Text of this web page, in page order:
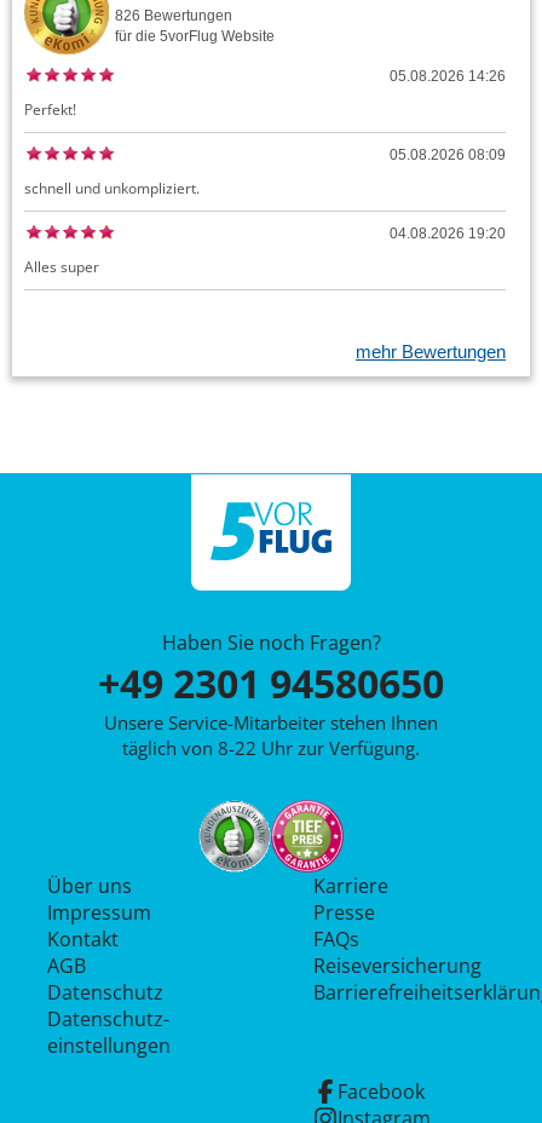
826 Bewertungen
für die 5vorFlug Website
05.08.2026 14:26
Perfekt!
05.08.2026 08:09
schnell und unkompliziert.
04.08.2026 19:20
Alles super
mehr Bewertungen
Haben Sie noch Fragen?
+49 2301 94580650
Unsere Service-Mitarbeiter stehen Ihnen
täglich von 8-22 Uhr zur Verfügung.
Über uns
Impressum
Kontakt
AGB
Datenschutz
Datenschutz­
einstellungen
Karriere
Presse
FAQs
Reiseversicherung
Facebook
Instagram